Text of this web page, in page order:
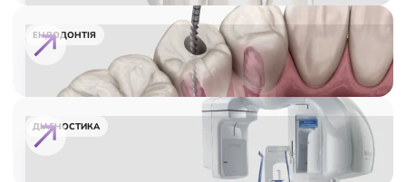
ЕНДОДОНТІЯ
ДІАГНОСТИКА